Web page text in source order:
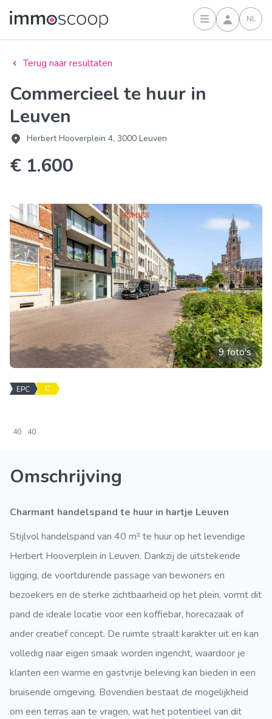
Inloggen
NL
Terug naar resultaten
Commercieel te huur in
Leuven
Herbert Hooverplein 4, 3000 Leuven
€ 1.600
9 foto's
EPC C
40 40
Omschrijving
Charmant handelspand te huur in hartje Leuven
Stijlvol handelspand van 40 m² te huur op het levendige
Herbert Hooverplein in Leuven. Dankzij de uitstekende
ligging, de voortdurende passage van bewoners en
bezoekers en de sterke zichtbaarheid op het plein, vormt dit
pand de ideale locatie voor een koffiebar, horecazaak of
ander creatief concept. De ruimte straalt karakter uit en kan
volledig naar eigen smaak worden ingericht, waardoor je
klanten een warme en gastvrije beleving kan bieden in een
bruisende omgeving. Bovendien bestaat de mogelijkheid
om een terras aan te vragen, wat het potentieel van dit